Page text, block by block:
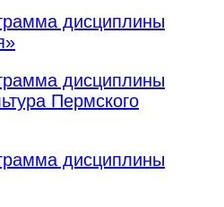
дисциплины
дисциплины
Пермского
дисциплины